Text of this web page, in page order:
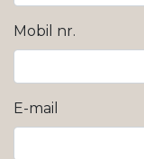
Mobil nr.
E-mail